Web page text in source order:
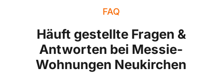
FAQ
Häuft gestellte Fragen &
Antworten bei Messie-
Wohnungen Neukirchen